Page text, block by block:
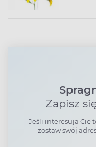
Zapisz
Jeśli interesują Cię
zostaw swój